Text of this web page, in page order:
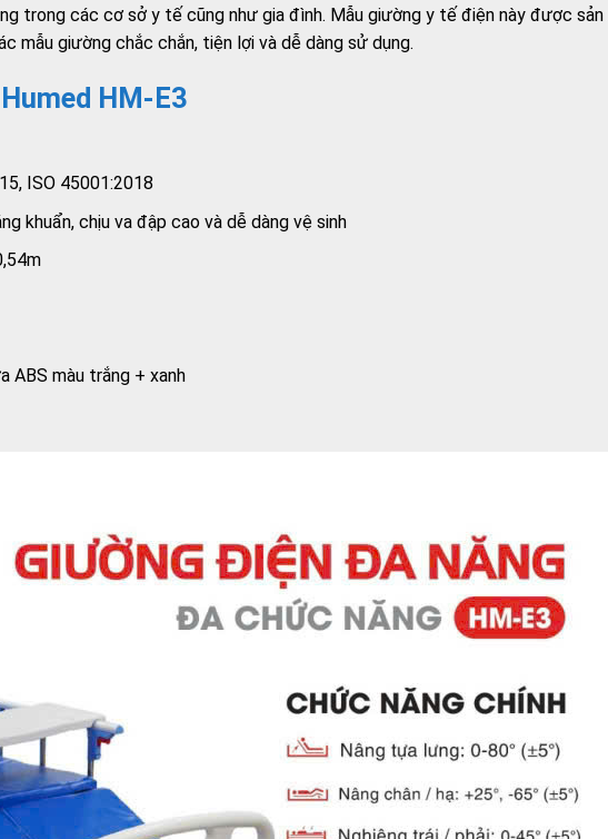
trong các cơ sở y tế cũng như gia đình. Mẫu giường y tế điện này được sản
mẫu giường chắc chắn, tiện lợi và dễ dàng sử dụng.
HM-E3
ISO 45001:2018
khuẩn, chịu va đập cao và dễ dàng vệ sinh
ABS màu trắng + xanh